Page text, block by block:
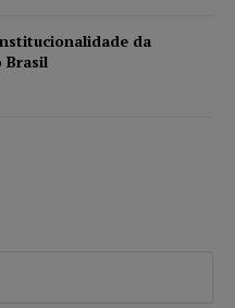
da
Brasil